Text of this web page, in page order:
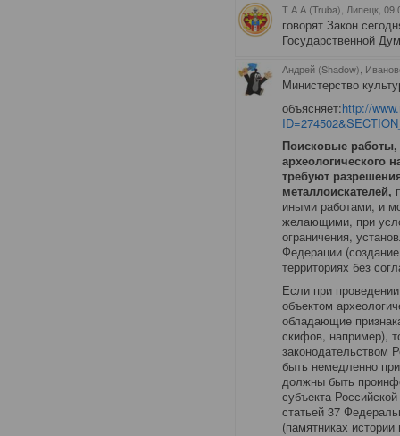
Т А А (Truba), Липецк ,
говорят Закон
Государственной
Андрей (Shadow),
Министерство
объясняет:http://
Поисковые
археологического
требуют
металлоискателей,
иными работами, и
желающими, при
ограничения,
Федерации
территориях без
Если при
объектом
обладающие
скифов, например),
законодательством
быть немедленно
должны быть
субъекта
статьей 37
(памятниках